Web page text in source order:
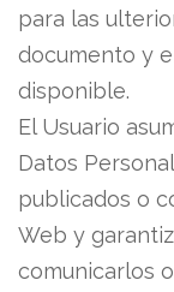
para las
documento y
disponible.
El Usuario
Datos
publicados o
Web y
comunicarlos